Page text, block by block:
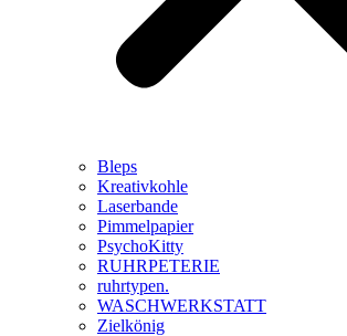
Bleps
Kreativkohle
Laserbande
Pimmelpapier
PsychoKitty
RUHRPETERIE
ruhrtypen.
WASCHWERKSTATT
Zielkönig